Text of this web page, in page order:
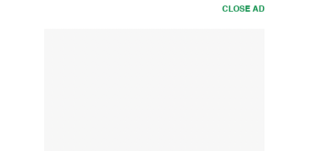
CLOSE AD